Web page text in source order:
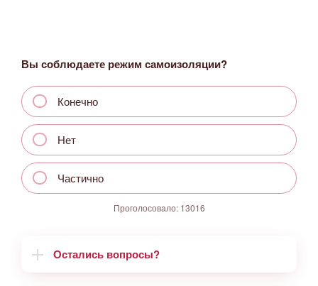
Вы соблюдаете режим самоизоляции?
Конечно
Нет
Частично
Проголосовало: 13016
Остались вопросы?